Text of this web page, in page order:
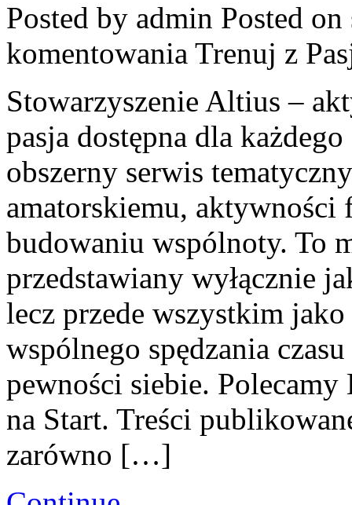
Posted by admin Posted
komentowania Trenuj z
Stowarzyszenie Altius –
pasja dostępna dla
obszerny serwis
amatorskiemu, aktywności
budowaniu wspólnoty. To
przedstawiany wyłącznie
lecz przede wszystkim
wspólnego spędzania
pewności siebie.
na Start. Treści
zarówno […]